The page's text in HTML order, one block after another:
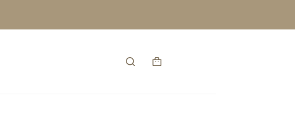
Carrinho